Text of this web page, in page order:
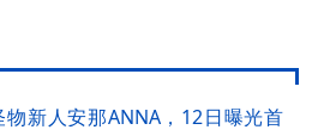
新人安那ANNA，12日曝光首